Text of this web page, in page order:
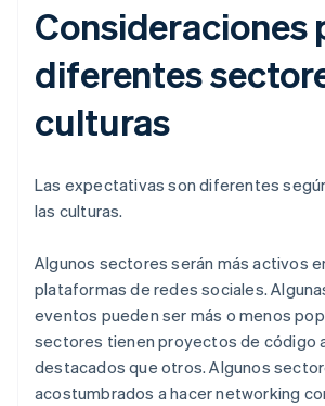
Consideraciones
diferentes
culturas
Las expectativas son diferentes
las culturas.
Algunos sectores serán más activos
plataformas de redes sociales.
eventos pueden ser más o menos
sectores tienen proyectos de código
destacados que otros. Algunos
acostumbrados a hacer networking